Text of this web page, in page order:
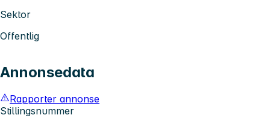
Sektor
Offentlig
Annonsedata
Rapporter annonse
Stillingsnummer